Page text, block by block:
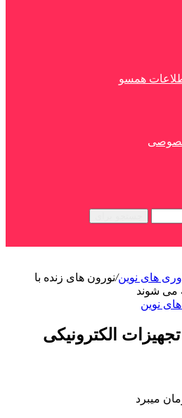
همسو
های نوین/نورون های زنده با
می شوند
نوین
الکترونیکی